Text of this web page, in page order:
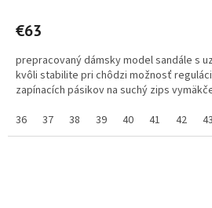
€63
prepracovaný dámsky model sandále s
kvôli stabilite pri chôdzi možnosť
zapínacích pásikov na suchý zips
36
37 38 39 40 41 42 43